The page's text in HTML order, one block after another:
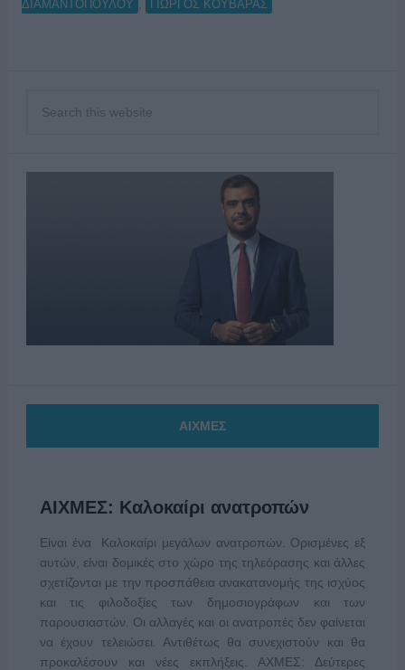
ΔΙΑΜΑΝΤΟΠΟΥΛΟΥ ΓΙΩΡΓΟΣ ΚΟΥΒΑΡΑΣ
ΑΙΧΜΕΣ
ΑΙΧΜΕΣ: Καλοκαίρι ανατροπών
Είναι ένα Καλοκαίρι μεγάλων ανατροπών. Ορισμένες εξ
αυτών, είναι δομικές στο χώρο της τηλεόρασης και άλλες
σχετίζονται με την προσπάθεια ανακατανομής της ισχύος
και τις φιλοδοξίες των δημοσιογράφων και των
παρουσιαστών. Οι αλλαγές και οι ανατροπές δεν φαίνεται
να έχουν τελειώσει. Αντιθέτως θα συνεχιστούν και θα
προκαλέσουν και νέες εκπλήξεις. ΑΧΜΕΣ: Δεύτερες